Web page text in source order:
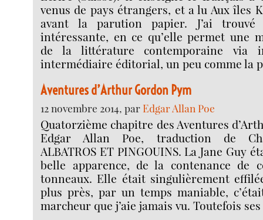
venus de pays étrangers, et a lu Aux îles
avant la parution papier. J’ai trouvé
intéressante, en ce qu’elle permet une
de la littérature contemporaine via
intermédiaire éditorial, un peu comme la
Aventures d’Arthur Gordon Pym
12 novembre 2014, parEdgar Allan Poe
Quatorzième chapitre des Aventures
Edgar Allan Poe, traduction de
ALBATROS ET PINGOUINS. La Jane Guy
belle apparence, de la contenance de
tonneaux. Elle était singulièrement
plus près, par un temps maniable,
marcheur que j’aie jamais vu. Toutefois